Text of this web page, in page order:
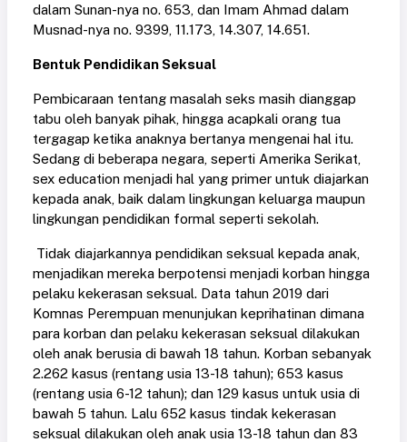
dalam Sunan-nya no. 653, dan Imam Ahmad dalam
Musnad-nya no. 9399, 11.173, 14.307, 14.651.
Bentuk Pendidikan Seksual
Pembicaraan tentang masalah seks masih dianggap
tabu oleh banyak pihak, hingga acapkali orang tua
tergagap ketika anaknya bertanya mengenai hal itu.
Sedang di beberapa negara, seperti Amerika Serikat,
sex education menjadi hal yang primer untuk diajarkan
kepada anak, baik dalam lingkungan keluarga maupun
lingkungan pendidikan formal seperti sekolah.
Tidak diajarkannya pendidikan seksual kepada anak,
menjadikan mereka berpotensi menjadi korban hingga
pelaku kekerasan seksual. Data tahun 2019 dari
Komnas Perempuan menunjukan keprihatinan dimana
para korban dan pelaku kekerasan seksual dilakukan
oleh anak berusia di bawah 18 tahun. Korban sebanyak
2.262 kasus (rentang usia 13-18 tahun); 653 kasus
(rentang usia 6-12 tahun); dan 129 kasus untuk usia di
bawah 5 tahun. Lalu 652 kasus tindak kekerasan
seksual dilakukan oleh anak usia 13-18 tahun dan 83